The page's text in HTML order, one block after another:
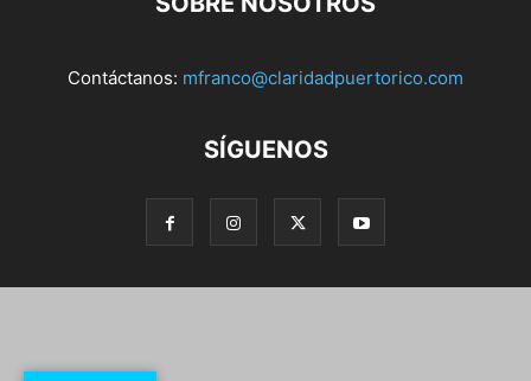
Contáctanos: mfranco@claridadpuertorico.com
SÍGUENOS